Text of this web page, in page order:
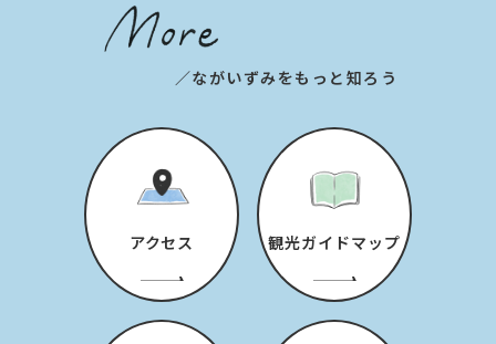
／ながいずみをもっと知ろう
アクセス 観光ガイドマップ